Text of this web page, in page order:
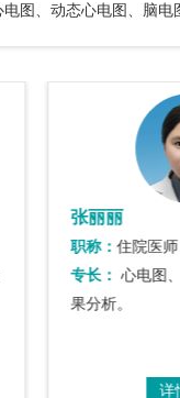
电图、动态心电图、脑电
张丽丽
职称：住院医师
专长： 心电图
果分析。
详